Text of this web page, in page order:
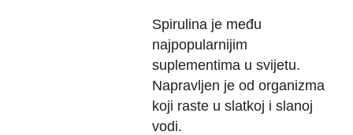
Spirulina je među
najpopularnijim
suplementima u svijetu.
Napravljen je od organizma
koji raste u slatkoj i slanoj
vodi.